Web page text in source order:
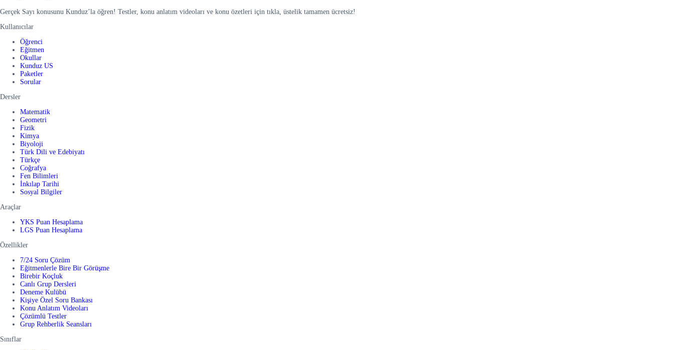
Gerçek Sayı konusunu Kunduz’la öğren! Testler, konu anlatım videoları ve konu özetleri için tıkla, üstelik tamamen ücretsiz!
Kullanıcılar
Öğrenci
Eğitmen
Okullar
Kunduz US
Paketler
Sorular
Dersler
Matematik
Geometri
Fizik
Kimya
Biyoloji
Türk Dili ve Edebiyatı
Türkçe
Coğrafya
Fen Bilimleri
İnkılap Tarihi
Sosyal Bilgiler
Araçlar
YKS Puan Hesaplama
LGS Puan Hesaplama
Özellikler
7/24 Soru Çözüm
Eğitmenlerle Bire Bir Görüşme
Birebir Koçluk
Canlı Grup Dersleri
Deneme Kulübü
Kişiye Özel Soru Bankası
Konu Anlatım Videoları
Çözümlü Testler
Grup Rehberlik Seansları
Sınıflar